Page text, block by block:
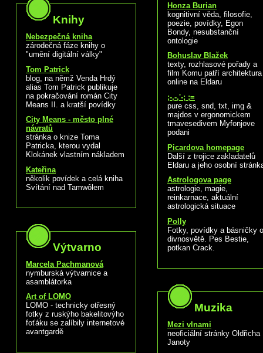
Knihy
Nebezpečná kniha
zárodečná fáze knihy o
"umění digitální války"
Tom Patrick
blog, na němž Venda Hrdý
alias Tom Patrick publikuje
na pokračování román City
Means II. a kratší povídky
City Means - město plné
návratů
stránka o knize Toma
Patricka, kterou vydal
Klokánek vlastním nákladem
Kateřina
několik povídek a celá kniha
Svítání nad Tamwôlem
Výtvarno
Marcela Pachmanová
nymburská výtvarnice a
asamblátorka
Art of LOMO
LOMO - technicky otřesný
fotky z ruskýho bakelitovýho
foťáku se zalíbily internetové
avantgardě
Honza Burian
kognitivní věda, filosofie,
poezie, povídky, Egon
Bondy, nesubstanční
ontologie
Bohuslav Blažek
texty, rozhlasové pořady a
film Komu patří architektura
online na Eldaru
;-,-,'-; ;=
pure css, snd, txt, img &
majdos v ergonomickem
tmavesedivem Myfonjove
podani
Picardova homepage
Další z trojice zakladatelů
Eldaru a jeho osobní
Astrologova page
astrologie, magie,
reinkarnace, aktuální
astrologická situace
Polly
Fotky, povídky a básničky o
divnosvětě. Pes Bestie,
potkan Crack.
Muzika
Mezi vlnami
neoficiální stránky Oldřicha
Janoty